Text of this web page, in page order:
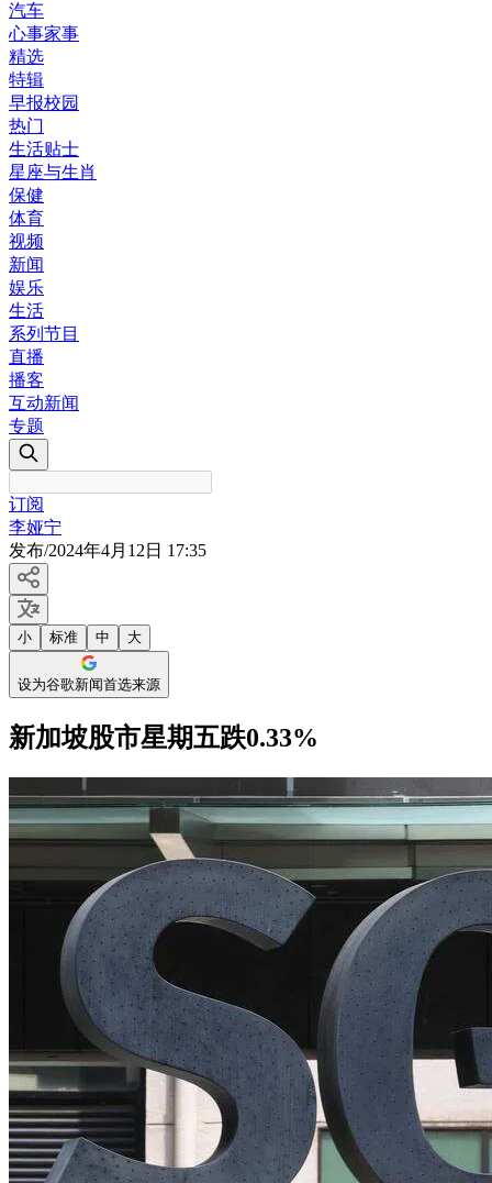
汽车
心事家事
精选
特辑
早报校园
热门
生活贴士
星座与生肖
保健
体育
视频
新闻
娱乐
生活
系列节目
直播
播客
互动新闻
专题
订阅
李娅宁
发布/2024年4月12日 17:35
小 标准 中 大
设为谷歌新闻首选来源
新加坡股市星期五跌0.33%